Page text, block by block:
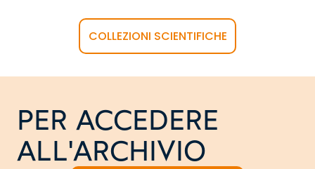
COLLEZIONI SCIENTIFICHE
PER ACCEDERE
ALL'ARCHIVIO